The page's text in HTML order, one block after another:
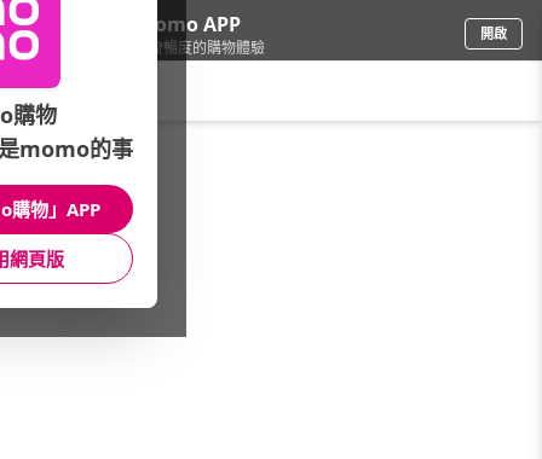
下載momo APP
給你3倍流暢度的購物體驗
開啟
鞋包箱/男包/專櫃品牌
館長推薦 月銷量
購物
momo的事
購物」APP
網頁版